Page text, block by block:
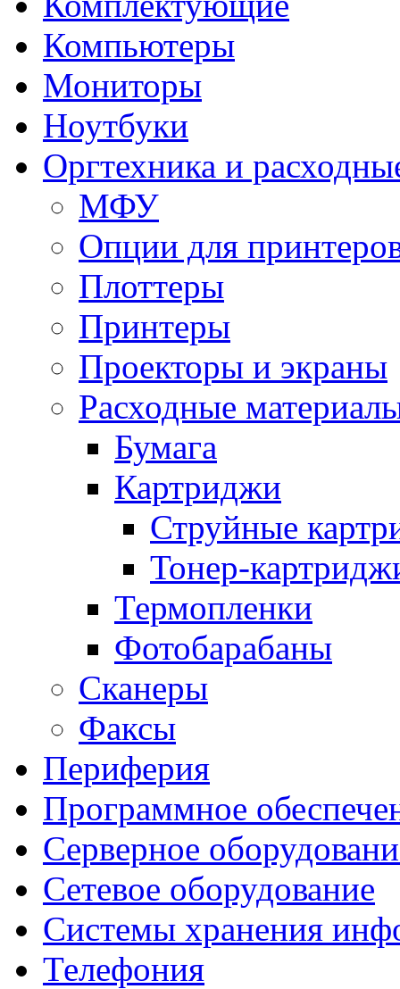
Компьютеры
Мониторы
Ноутбуки
Оргтехника и
МФУ
Опции для
Плоттеры
Принтеры
Проекторы и экраны
Расходные
Бумага
Картриджи
Струйные
Тонер-
Термопленки
Фотобарабаны
Сканеры
Факсы
Периферия
Программное
Серверное
Сетевое оборудование
Системы хранения
Телефония